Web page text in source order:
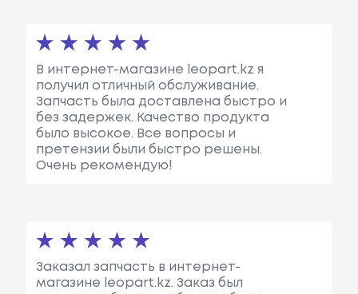
В интернет-магазине leopart.kz я
получил отличный обслуживание.
Запчасть была доставлена быстро и
без задержек. Качество продукта
было высокое. Все вопросы и
претензии были быстро решены.
Очень рекомендую!
Заказал запчасть в интернет-
магазине leopart.kz. Заказ был